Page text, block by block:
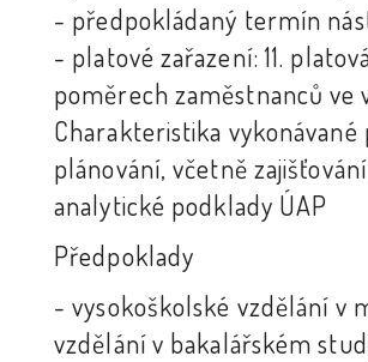
- předpokládaný termín
- platové zařazení: 11.
poměrech zaměstnanců ve
Charakteristika
plánování, včetně
analytické podklady ÚAP
Předpoklady
- vysokoškolské vzdělání v
vzdělání v bakalářském